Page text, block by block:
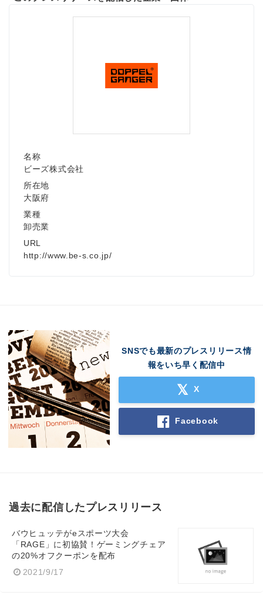
名称
ビーズ株式会社
所在地
大阪府
業種
卸売業
URL
http://www.be-s.co.jp/
SNSでも最新のプレスリリース情
報をいち早く配信中
X
Facebook
過去に配信したプレスリリース
バウヒュッテがeスポーツ大会
「RAGE」に初協賛！ゲーミングチェア
の20%オフクーポンを配布
2021/9/17
English